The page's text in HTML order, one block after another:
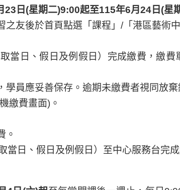
23日(星期二)9:00起至115年6月24日(星
之友後於首頁點選「課程」/「港區藝術
當日、假日及例假日）完成繳費，繳
學員應妥善保存。逾期未繳費者視同放棄
繳費畫面)。
。
當日、假日及例假日）至中心服務台完成